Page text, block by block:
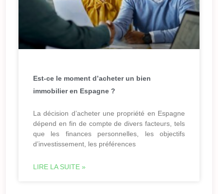
Est-ce le moment d’acheter un bien
immobilier en Espagne ?
La décision d’acheter une propriété en Espagne
dépend en fin de compte de divers facteurs, tels
que les finances personnelles, les objectifs
d’investissement, les préférences
LIRE LA SUITE »